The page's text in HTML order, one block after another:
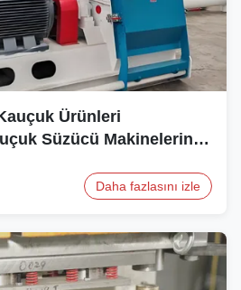
Ürünleri
Süzücü Makinelerinin
Daha fazlasını izle